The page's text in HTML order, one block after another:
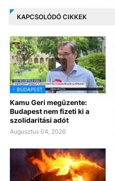
KAPCSOLÓDÓ CIKKEK
- BUDAPEST
Kamu Geri megüzente:
Budapest nem fizeti ki a
szolidaritási adót
Augusztus 04, 2026